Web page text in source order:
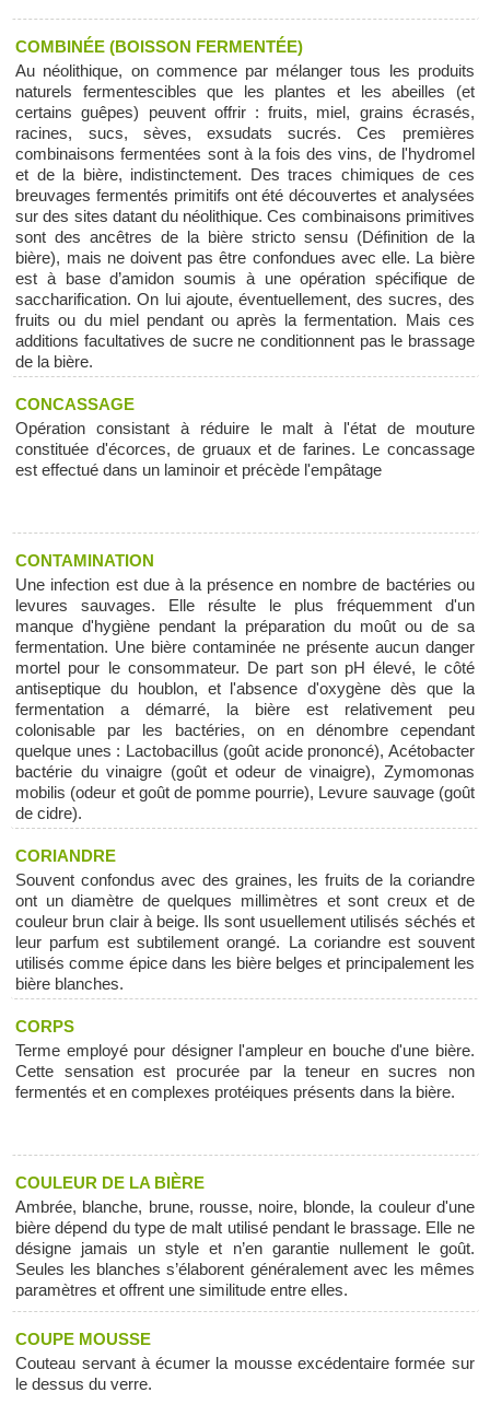
COMBINÉE (BOISSON FERMENTÉE)
Au néolithique, on commence par mélanger tous les produits
naturels fermentescibles que les plantes et les abeilles (et
certains guêpes) peuvent offrir : fruits, miel, grains écrasés,
racines, sucs, sèves, exsudats sucrés. Ces premières
combinaisons fermentées sont à la fois des vins, de l'hydromel
et de la bière, indistinctement. Des traces chimiques de ces
breuvages fermentés primitifs ont été découvertes et analysées
sur des sites datant du néolithique. Ces combinaisons primitives
sont des ancêtres de la bière stricto sensu (Définition de la
bière), mais ne doivent pas être confondues avec elle. La bière
est à base d’amidon soumis à une opération spécifique de
saccharification. On lui ajoute, éventuellement, des sucres, des
fruits ou du miel pendant ou après la fermentation. Mais ces
additions facultatives de sucre ne conditionnent pas le brassage
de la bière.
CONCASSAGE
Opération consistant à réduire le malt à l'état de mouture
constituée d'écorces, de gruaux et de farines. Le concassage
est effectué dans un laminoir et précède l'empâtage
CONTAMINATION
Une infection est due à la présence en nombre de bactéries ou
levures sauvages. Elle résulte le plus fréquemment d'un
manque d'hygiène pendant la préparation du moût ou de sa
fermentation. Une bière contaminée ne présente aucun danger
mortel pour le consommateur. De part son pH élevé, le côté
antiseptique du houblon, et l'absence d'oxygène dès que la
fermentation a démarré, la bière est relativement peu
colonisable par les bactéries, on en dénombre cependant
quelque unes : Lactobacillus (goût acide prononcé), Acétobacter
bactérie du vinaigre (goût et odeur de vinaigre), Zymomonas
mobilis (odeur et goût de pomme pourrie), Levure sauvage (goût
de cidre).
CORIANDRE
Souvent confondus avec des graines, les fruits de la coriandre
ont un diamètre de quelques millimètres et sont creux et de
couleur brun clair à beige. Ils sont usuellement utilisés séchés et
leur parfum est subtilement orangé. La coriandre est souvent
utilisés comme épice dans les bière belges et principalement les
bière blanches.
CORPS
Terme employé pour désigner l'ampleur en bouche d'une bière.
Cette sensation est procurée par la teneur en sucres non
fermentés et en complexes protéiques présents dans la bière.
COULEUR DE LA BIÈRE
Ambrée, blanche, brune, rousse, noire, blonde, la couleur d'une
bière dépend du type de malt utilisé pendant le brassage. Elle ne
désigne jamais un style et n’en garantie nullement le goût.
Seules les blanches s’élaborent généralement avec les mêmes
paramètres et offrent une similitude entre elles.
COUPE MOUSSE
Couteau servant à écumer la mousse excédentaire formée sur
le dessus du verre.